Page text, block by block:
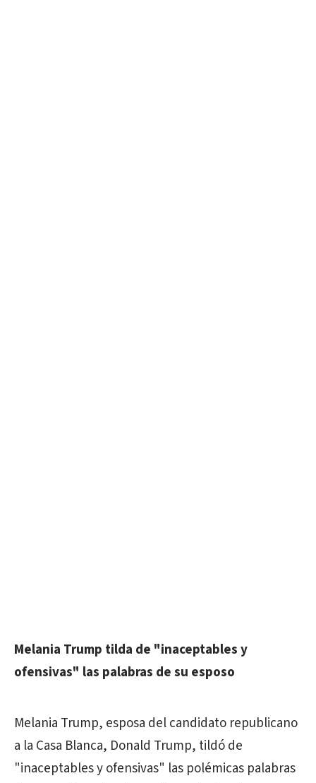
Melania Trump tilda de "inaceptables y
ofensivas" las palabras de su esposo
Melania Trump, esposa del candidato republicano
a la Casa Blanca, Donald Trump, tildó de
"inaceptables y ofensivas" las polémicas palabras